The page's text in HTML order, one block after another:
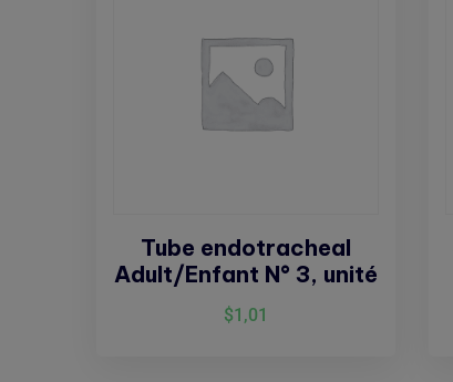
Tube endotracheal
Adult/Enfant N° 3, unité
$1,01